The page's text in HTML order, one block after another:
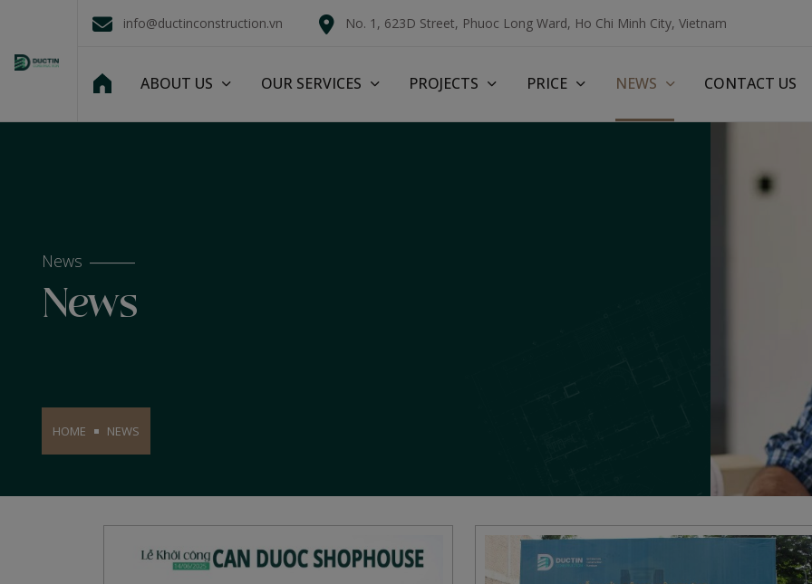
info@ductinconstruction.vn No. 1, 623D Street, Phuoc Long Ward, Ho Chi Minh City, Vietnam
ABOUT US OUR SERVICES PROJECTS PRICE NEWS CONTACT US
News
News
HOME NEWS